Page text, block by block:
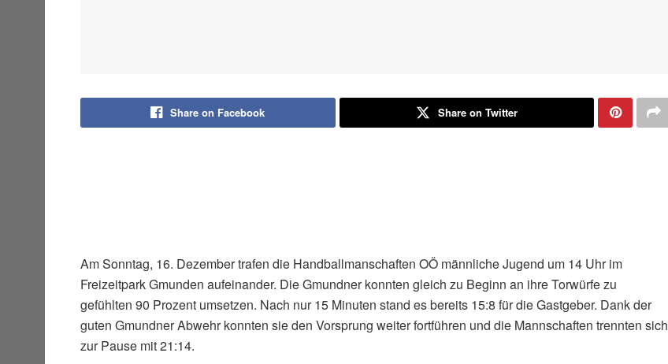
Share on Facebook Share on Twitter
Am Sonntag, 16. Dezember trafen die Handballmanschaften OÖ männliche Jugend um 14 Uhr im
Freizeitpark Gmunden aufeinander. Die Gmundner konnten gleich zu Beginn an ihre Torwürfe zu
gefühlten 90 Prozent umsetzen. Nach nur 15 Minuten stand es bereits 15:8 für die Gastgeber. Dank der
guten Gmundner Abwehr konnten sie den Vorsprung weiter fortführen und die Mannschaften trennten sich
zur Pause mit 21:14.